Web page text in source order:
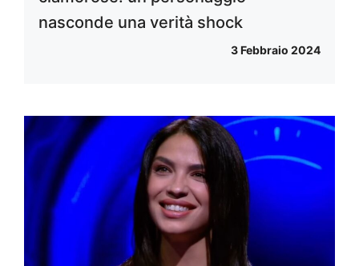
nasconde una verità shock
3 Febbraio 2024